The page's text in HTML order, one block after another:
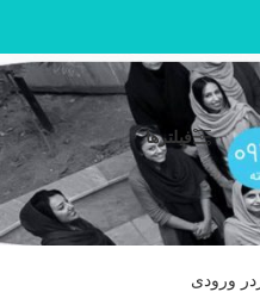
فیلترها
ورودی